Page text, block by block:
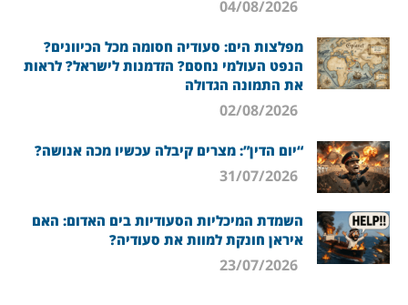
מפלצות הים: סעודיה חסומה מכל הכיוונים?
הנפט העולמי נחסם? הזדמנות לישראל? לראות
את התמונה הגדולה
“יום הדין”: מצרים קיבלה עכשיו מכה אנושה?
השמדת המיכליות הסעודיות בים האדום: האם
איראן חונקת למוות את סעודיה?